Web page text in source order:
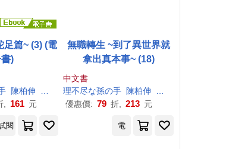
足篇~ (3) (電
)
陳柏伸
シロタカ
, 161 元
無職轉生 ~到了異世界就
拿出真本事~ (18)
中文書
理不尽な孫の手 陳柏伸
優惠價: 79 折, 213 元
閱 電